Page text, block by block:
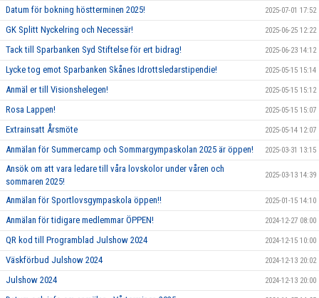
Datum för bokning höstterminen 2025! 2025-07-01 17:52
GK Splitt Nyckelring och Necessär! 2025-06-25 12:22
Tack till Sparbanken Syd Stiftelse för ert bidrag! 2025-06-23 14:12
Lycke tog emot Sparbanken Skånes Idrottsledarstipendie! 2025-05-15 15:14
Anmäl er till Visionshelegen! 2025-05-15 15:12
Rosa Lappen! 2025-05-15 15:07
Extrainsatt Årsmöte 2025-05-14 12:07
Anmälan för Summercamp och Sommargympaskolan 2025 är öppen! 2025-03-31 13:15
Ansök om att vara ledare till våra lovskolor under våren och
sommaren 2025!
2025-03-13 14:39
Anmälan för Sportlovsgympaskola öppen!! 2025-01-15 14:10
Anmälan för tidigare medlemmar ÖPPEN! 2024-12-27 08:00
QR kod till Programblad Julshow 2024 2024-12-15 10:00
Väskförbud Julshow 2024 2024-12-13 20:02
Julshow 2024 2024-12-13 20:00